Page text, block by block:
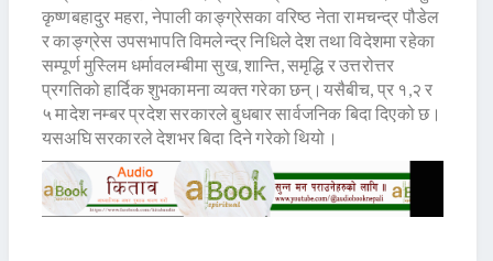
कृष्णबहादुर महरा, नेपाली काङ्ग्रेसका वरिष्ठ नेता रामचन्द्र पौडेल
र काङ्ग्रेस उपसभापति विमलेन्द्र निधिले देश तथा विदेशमा रहेका
सम्पूर्ण मुस्लिम धर्मावलम्बीमा सुख, शान्ति, समृद्धि र उत्तरोत्तर
प्रगतिको हार्दिक शुभकामना व्यक्त गरेका छन्।यसैबीच, प्र १,२ र
५ मादेश नम्बर प्रदेश सरकारले बुधबार सार्वजनिक बिदा दिएको छ।
यसअघि सरकारले देशभर बिदा दिने गरेको थियो।